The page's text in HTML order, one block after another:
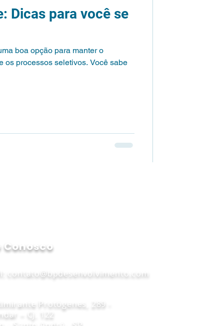
Dicas para você se
boa opção para manter o
os processos seletivos. Você sabe
Conosco
contato@bpdesenvolvimento.com
Protógenes, 289 -
– Cj. 122